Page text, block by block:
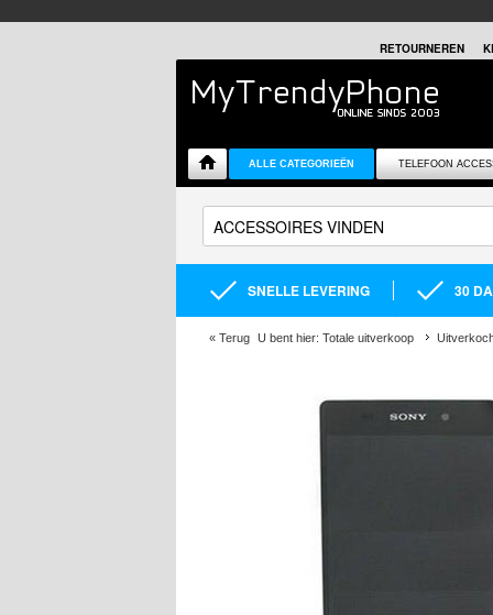
RETOURNEREN
ALLE CATEGORIEËN TELEFOON
SNELLE LEVERING 30
« Terug U bent hier: Totale uitverkoop